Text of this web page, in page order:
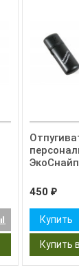
450 ₽
Купить